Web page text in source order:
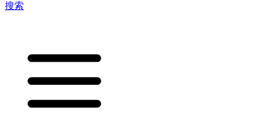
搜索